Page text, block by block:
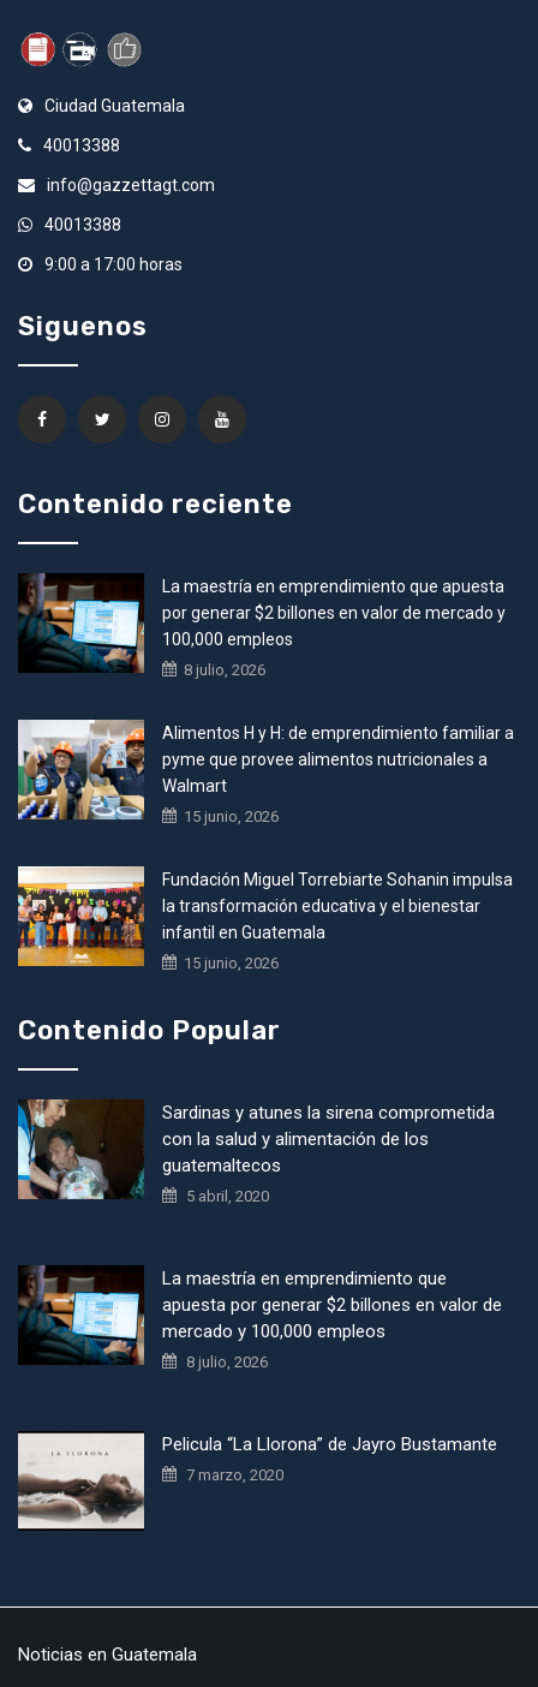
Ciudad Guatemala
40013388
info@gazzettagt.com
40013388
9:00 a 17:00 horas
Siguenos
Contenido reciente
La maestría en emprendimiento que apuesta
por generar $2 billones en valor de mercado y
100,000 empleos
8 julio, 2026
Alimentos H y H: de emprendimiento familiar a
pyme que provee alimentos nutricionales a
Walmart
15 junio, 2026
Fundación Miguel Torrebiarte Sohanin impulsa
la transformación educativa y el bienestar
infantil en Guatemala
15 junio, 2026
Contenido Popular
Sardinas y atunes la sirena comprometida
con la salud y alimentación de los
guatemaltecos
5 abril, 2020
La maestría en emprendimiento que
apuesta por generar $2 billones en valor de
mercado y 100,000 empleos
8 julio, 2026
Pelicula “La Llorona” de Jayro Bustamante
7 marzo, 2020
Noticias en Guatemala